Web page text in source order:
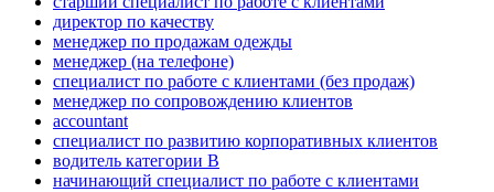
директор по качеству
менеджер по продажам одежды
менеджер (на телефоне)
специалист по работе с клиентами (без продаж)
менеджер по сопровождению клиентов
accountant
специалист по развитию корпоративных клиентов
водитель категории B
начинающий специалист по работе с клиентами